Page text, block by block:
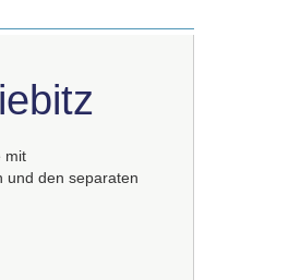
mit
und den separaten